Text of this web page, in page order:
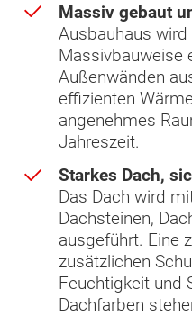
Massiv gebaut
Ausbauhaus
Massivbauweise
Außenwänden
effizienten
angenehmes
Jahreszeit.
Starkes Dach,
Das Dach wird
Dachsteinen,
ausgeführt. Eine
zusätzlichen
Feuchtigkeit und
Dachfarben